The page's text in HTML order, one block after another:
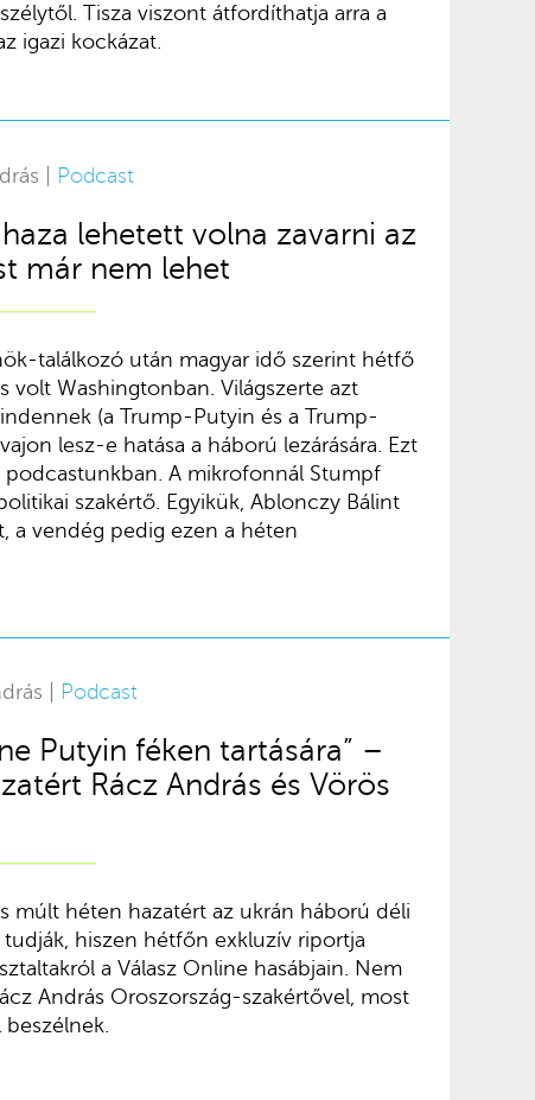
Tisza viszont átfordíthatja arra a
igazi kockázat.
| Podcast
lehetett volna zavarni az
már nem lehet
találkozó után magyar idő szerint hétfő
volt Washingtonban. Világszerte azt
(a Trump-Putyin és a Trump-
lesz-e hatása a háború lezárására. Ezt
A mikrofonnál Stumpf
szakértő. Egyikük, Ablonczy Bálint
a vendég pedig ezen a héten
| Podcast
Putyin féken tartására” –
Rácz András és Vörös
múlt héten hazatért az ukrán háború déli
hiszen hétfőn exkluzív riportja
a Válasz Online hasábjain. Nem
András Oroszország-szakértővel, most